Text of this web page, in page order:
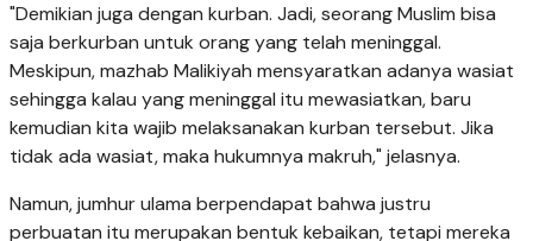
"Demikian juga dengan kurban. Jadi, seorang Muslim bisa
saja berkurban untuk orang yang telah meninggal.
Meskipun, mazhab Malikiyah mensyaratkan adanya wasiat
sehingga kalau yang meninggal itu mewasiatkan, baru
kemudian kita wajib melaksanakan kurban tersebut. Jika
tidak ada wasiat, maka hukumnya makruh," jelasnya.
Namun, jumhur ulama berpendapat bahwa justru
perbuatan itu merupakan bentuk kebaikan, tetapi mereka